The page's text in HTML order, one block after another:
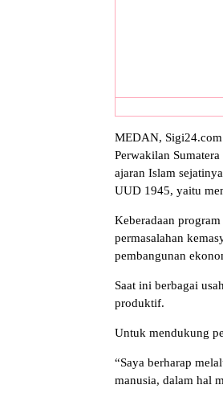
MEDAN,
Perwakilan
ajaran Islam
UUD 1945, yaitu
Keberadaan
permasalahan
pembangunan
Saat ini berbagai
produktif.
Untuk mendukung
“Saya berharap
manusia, dalam hal